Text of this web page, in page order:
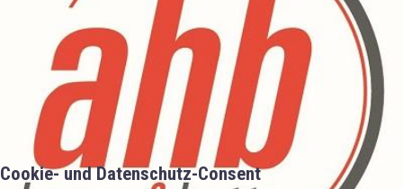
Cookie- und Datenschutz-Consent